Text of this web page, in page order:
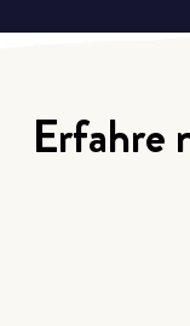
Erfahre